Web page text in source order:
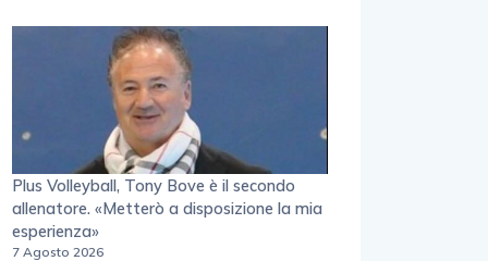
Plus Volleyball, Tony Bove è il secondo
allenatore. «Metterò a disposizione la mia
esperienza»
7 Agosto 2026